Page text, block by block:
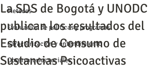
Metodos
Evaluación de políticas y programas
Caracterización y entendimiento
Observatorios sociales
La SDS de Bogotá y UNODC
publican los resultados del
Estudio de Consumo de
Sustancias Psicoactivas